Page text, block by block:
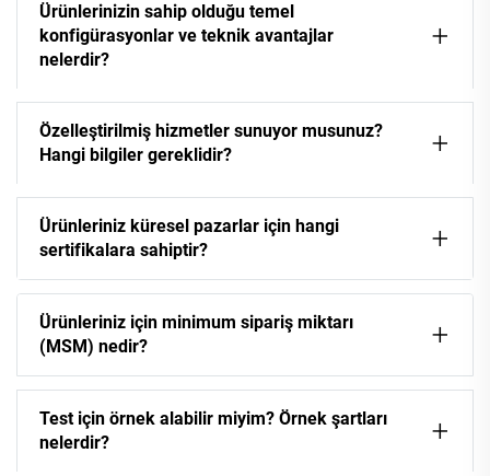
Ürünlerinizin sahip olduğu temel
konfigürasyonlar ve teknik avantajlar
nelerdir?
Özelleştirilmiş hizmetler sunuyor musunuz?
Hangi bilgiler gereklidir?
Ürünleriniz küresel pazarlar için hangi
sertifikalara sahiptir?
Ürünleriniz için minimum sipariş miktarı
(MSM) nedir?
Test için örnek alabilir miyim? Örnek şartları
nelerdir?